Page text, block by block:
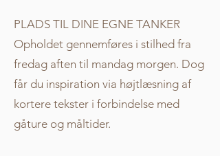
PLADS TIL DINE EGNE TANKER
Opholdet gennemføres i stilhed fra
fredag aften til mandag morgen. Dog
får du inspiration via højtlæsning af
kortere tekster i forbindelse med
gåture og måltider.